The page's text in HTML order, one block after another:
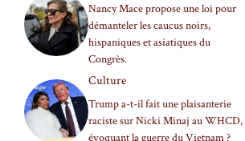
Nancy Mace propose une loi pour
démanteler les caucus noirs,
hispaniques et asiatiques du
Congrès.
Culture
Trump a-t-il fait une plaisanterie
raciste sur Nicki Minaj au WHCD,
évoquant la guerre du Vietnam ?